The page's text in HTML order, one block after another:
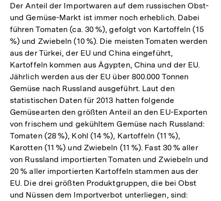
Der Anteil der Importwaren auf dem russischen Obst-
und Gemüse-Markt ist immer noch erheblich. Dabei
führen Tomaten (ca. 30 %), gefolgt von Kartoffeln (15
%) und Zwiebeln (10 %). Die meisten Tomaten werden
aus der Türkei, der EU und China eingeführt,
Kartoffeln kommen aus Ägypten, China und der EU.
Jährlich werden aus der EU über 800.000 Tonnen
Gemüse nach Russland ausgeführt. Laut den
statistischen Daten für 2013 hatten folgende
Gemüsearten den größten Anteil an den EU-Exporten
von frischem und gekühltem Gemüse nach Russland:
Tomaten (28 %), Kohl (14 %), Kartoffeln (11 %),
Karotten (11 %) und Zwiebeln (11 %). Fast 30 % aller
von Russland importierten Tomaten und Zwiebeln und
20 % aller importierten Kartoffeln stammen aus der
EU. Die drei größten Produktgruppen, die bei Obst
und Nüssen dem Importverbot unterliegen, sind: